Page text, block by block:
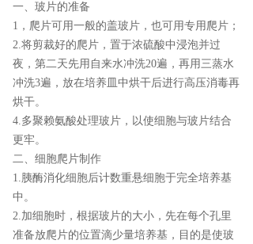
一、玻片的准备
1，爬片可用一般的盖玻片，也可用专用爬片；
2.将剪裁好的爬片，置于浓硫酸中浸泡并过
夜，第二天先用自来水冲洗20遍，再用三蒸水
冲洗3遍，放在培养皿中烘干后进行高压消毒再
烘干。
4.多聚赖氨酸处理玻片，以使细胞与玻片结合
更牢。
二、细胞爬片制作
1.胰酶消化细胞后计数重悬细胞于完全培养基
中。
2.加细胞时，根据玻片的大小，先在每个孔里
准备放爬片的位置滴少量培养基，目的是使玻